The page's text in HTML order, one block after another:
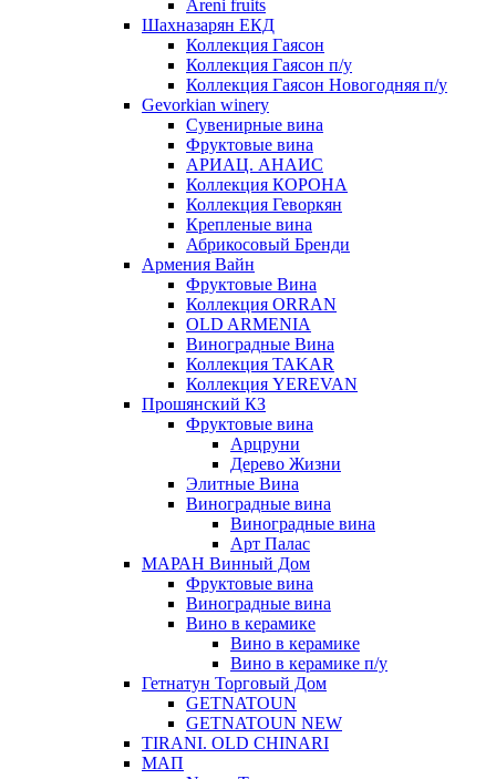
Areni fruits
Шахназарян ЕКД
Коллекция Гаясон
Коллекция Гаясон п/у
Коллекция Гаясон Новогодняя п/у
Gevorkian winery
Сувенирные вина
Фруктовые вина
АРИАЦ. АНАИС
Коллекция КОРОНА
Коллекция Геворкян
Крепленые вина
Абрикосовый Бренди
Армения Вайн
Фруктовые Вина
Коллекция ORRAN
OLD ARMENIA
Виноградные Вина
Коллекция TAKAR
Коллекция YEREVAN
Прошянский КЗ
Фруктовые вина
Арцруни
Дерево Жизни
Элитные Вина
Виноградные вина
Виноградные вина
Арт Палас
МАРАН Винный Дом
Фруктовые вина
Виноградные вина
Вино в керамике
Вино в керамике
Вино в керамике п/у
Гетнатун Торговый Дом
GETNATOUN
GETNATOUN NEW
TIRANI. OLD CHINARI
МАП